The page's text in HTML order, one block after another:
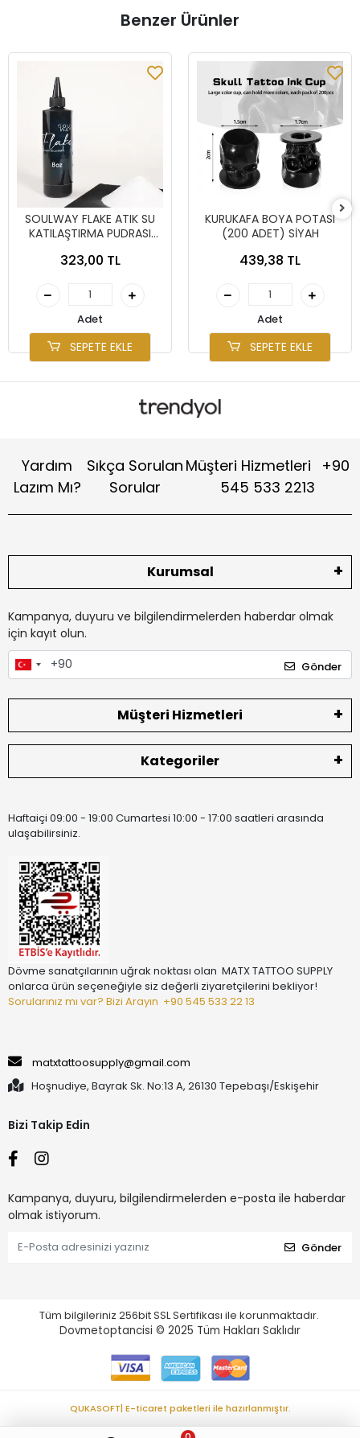
Benzer Ürünler
SOULWAY FLAKE ATIK SU
KATILAŞTIRMA PUDRASI
323,00 TL
Adet
SEPETE EKLE
KURUKAFA BOYA POTASI
(200 ADET) SİYAH
439,38 TL
Adet
SEPETE EKLE
Yardım
Lazım Mı?
Sıkça Sorulan
Sorular
Müşteri Hizmetleri
+90
545 533 2213
Kurumsal
Kampanya, duyuru ve bilgilendirmelerden haberdar olmak
için kayıt olun.
Gönder
Müşteri Hizmetleri
Kategoriler
Haftaiçi 09:00 - 19:00 Cumartesi 10:00 - 17:00 saatleri arasında
ulaşabilirsiniz.
Dövme sanatçılarının uğrak noktası olan MATX TATTOO SUPPLY
onlarca ürün seçeneğiyle siz değerli ziyaretçilerini bekliyor!
Sorularınız mı var? Bizi Arayın +90 545 533 22 13
matxtattoosupply@gmail.com
Hoşnudiye, Bayrak Sk. No:13 A, 26130 Tepebaşı/Eskişehir
Bizi Takip Edin
Kampanya, duyuru, bilgilendirmelerden e-posta ile haberdar
olmak istiyorum.
Gönder
Tüm bilgileriniz 256bit SSL Sertifikası ile korunmaktadır.
Dovmetoptancisi © 2025 Tüm Hakları Saklıdır
QUKASOFT| E-ticaret paketleri ile hazırlanmıştır.